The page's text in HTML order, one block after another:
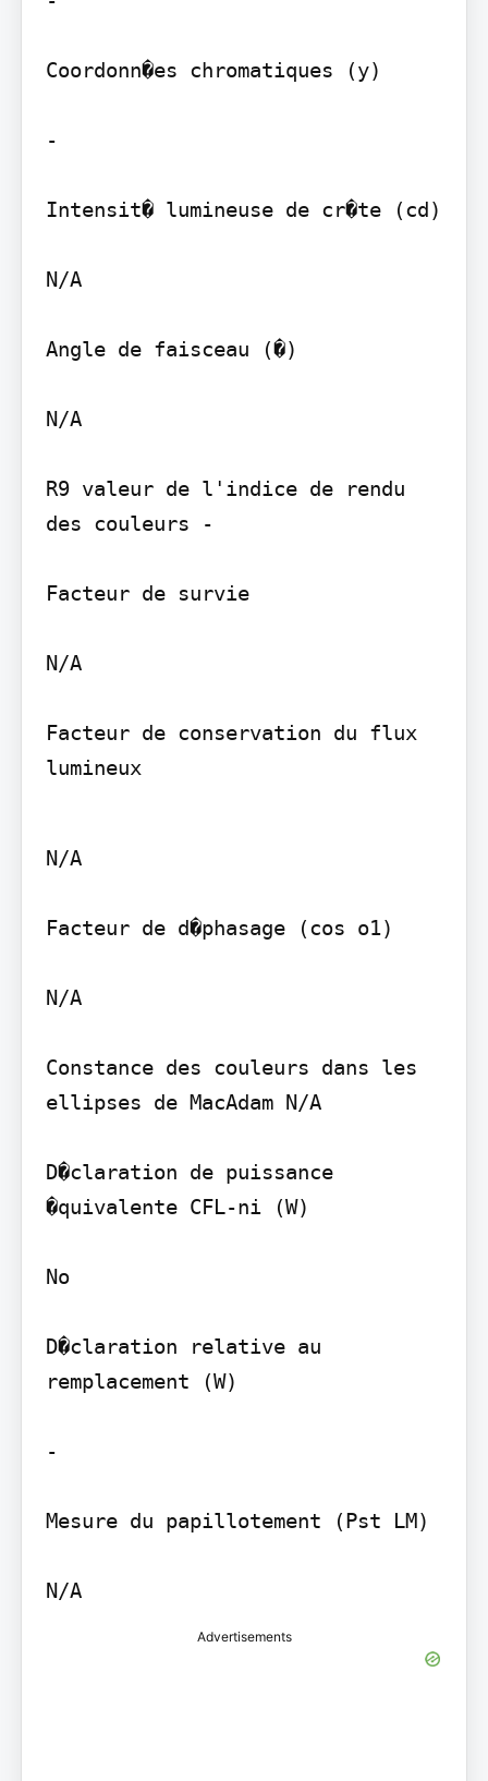
Coordonn�es chromatiques (y)
-
Intensit� lumineuse de cr�te (cd)
N/A
Angle de faisceau (�)
N/A
R9 valeur de l'indice de rendu
des couleurs -
Facteur de survie
N/A
Facteur de conservation du flux
lumineux
N/A
Facteur de d�phasage (cos o1)
N/A
Constance des couleurs dans les
ellipses de MacAdam N/A
D�claration de puissance
�quivalente CFL-ni (W)
No
D�claration relative au
remplacement (W)
-
Mesure du papillotement (Pst LM)
N/A
Advertisements